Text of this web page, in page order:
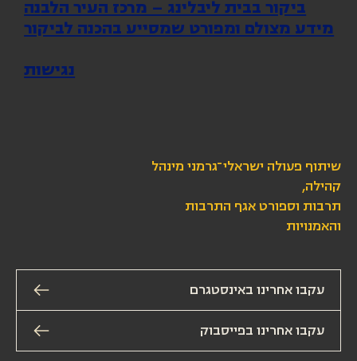
עקבו אחרינו באינסטגרם
שיתוף פעולה ישראלי־גרמני מינהל
קהילה,
תרבות וספורט אגף התרבות
והאמנויות
ביקור בבית ליבלינג – מרכז העיר הלבנה
מידע מצולם ומפורט שמסייע בהכנה לביקור
נגישות
עקבו אחרינו בפייסבוק